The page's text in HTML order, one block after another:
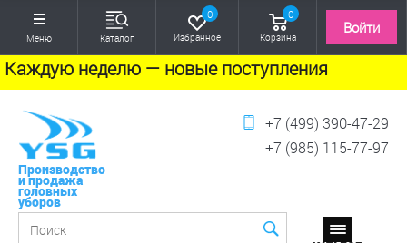
Меню Каталог
0
Избранное
0
Корзина
Войти
Каждую неделю — новые поступления
Производство
и продажа
головных
уборов
+7 (499) 390-47-29
+7 (985) 115-77-97